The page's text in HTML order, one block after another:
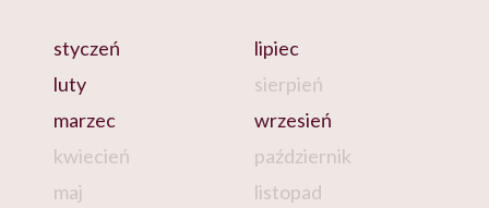
styczeń
luty
marzec
kwiecień
maj
lipiec
sierpień
wrzesień
październik
listopad